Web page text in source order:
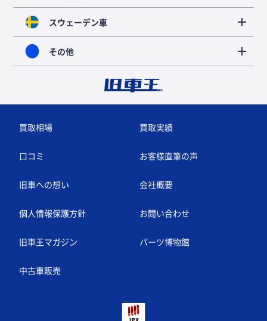
スウェーデン車
その他
買取相場 買取実績
口コミ お客様直筆の声
旧車への想い 会社概要
個人情報保護方針 お問い合わせ
旧車王マガジン パーツ博物館
中古車販売